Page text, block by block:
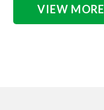
VIEW MORE